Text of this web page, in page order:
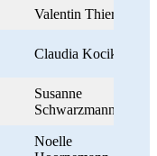
Valentin Thierer
Claudia Kocik
Susanne
Schwarzmann
Noelle